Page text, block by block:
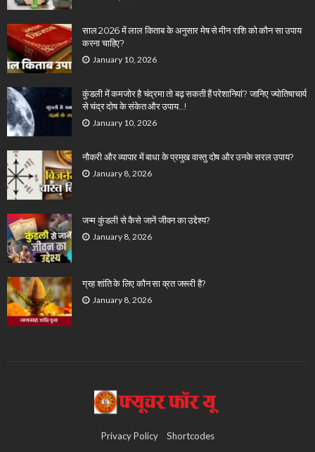
साल 2026 में लाल किताब के अनुसार मेष से मीन राशि को कौन सा उपाय
करना चाहिए?
January 10, 2026
कुंडली में कमजोर है चंद्रमा तो बढ़ सकती हैं परेशानियां? जानिए ज्योतिषाचार्य
से चंद्र दोष के संकेत और उपाय…!
January 10, 2026
नौकरी और व्यापार में बाधा के प्रमुख वास्तु दोष और उनके सरल उपाय?
January 8, 2026
जन्म कुंडली से कैसे जानें जीवन का उद्देश्य?
January 8, 2026
ग्रह शांति के लिए कौन सा व्रत जरूरी है?
January 8, 2026
Privacy Policy Shortcodes